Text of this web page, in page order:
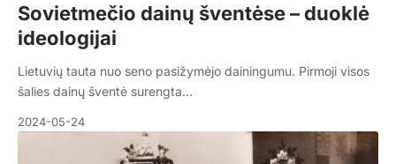
Sovietmečio dainų šventėse – duoklė
ideologijai
Lietuvių tauta nuo seno pasižymėjo dainingumu. Pirmoji visos
šalies dainų šventė surengta…
2024-05-24